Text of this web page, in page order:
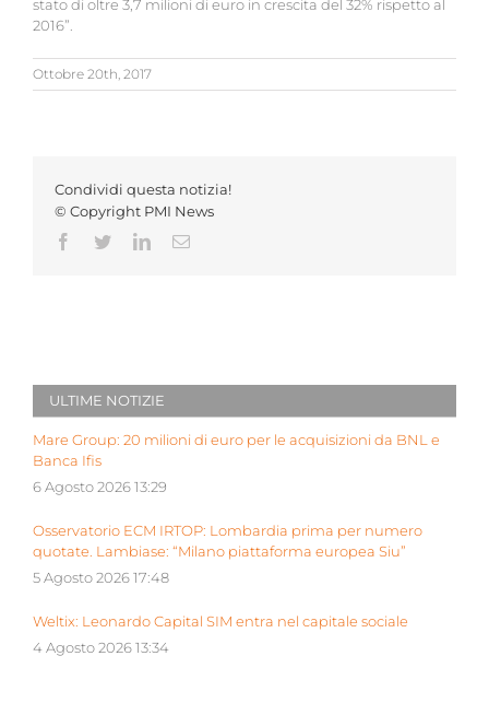
stato di oltre 3,7 milioni di euro in crescita del 32% rispetto al
2016”.
Ottobre 20th, 2017
Condividi questa notizia!
© Copyright PMI News
Facebook
TwitterLinkedInEmail
ULTIME NOTIZIE
Mare Group: 20 milioni di euro per le acquisizioni da BNL e
Banca Ifis
6 Agosto 2026 13:29
Osservatorio ECM IRTOP: Lombardia prima per numero
quotate. Lambiase: “Milano piattaforma europea Siu”
5 Agosto 2026 17:48
Weltix: Leonardo Capital SIM entra nel capitale sociale
4 Agosto 2026 13:34